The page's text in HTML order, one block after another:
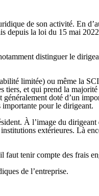
de son activité. En
depuis la loi du 15 mai
distinguer le
limitée) ou même la SCI
tiers, et qui prend la
doté d’un
importante pour le dirigeant.
. À l’image du
extérieures. Là
faut tenir compte des frais
de l’entreprise.